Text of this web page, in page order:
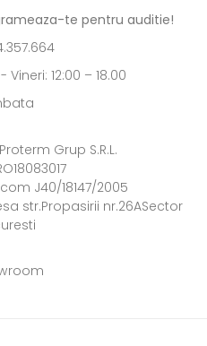
te pentru auditie!
Vineri: 12:00 – 18.00
Grup S.R.L.
J40/18147/2005
str.Propasirii nr.26ASector